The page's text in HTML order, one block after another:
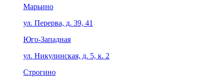
Марьино
ул. Перерва, д. 39, 41
Юго-Западная
ул. Никулинская, д. 5, к. 2
Строгино